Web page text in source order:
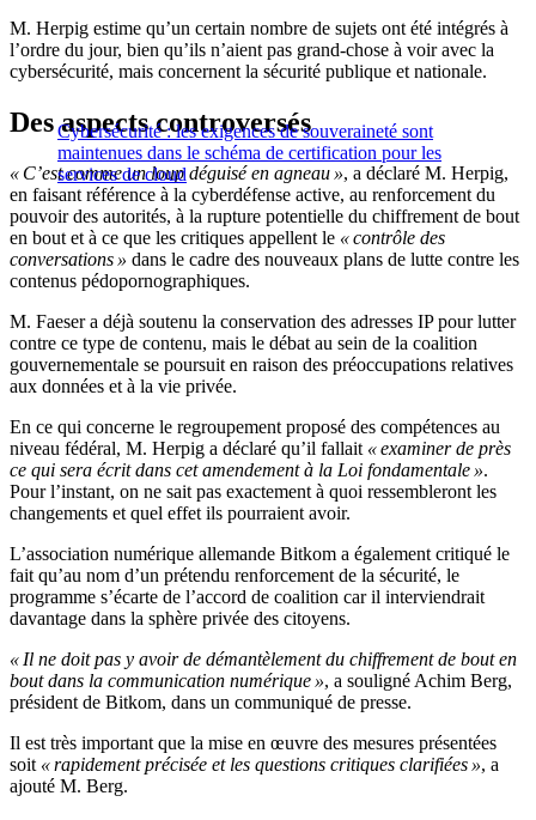
M. Herpig estime qu’un certain nombre de sujets ont été intégrés à
l’ordre du jour, bien qu’ils n’aient pas grand-chose à voir avec la
cybersécurité, mais concernent la sécurité publique et nationale.
Cybersécurité : les exigences de souveraineté sont
maintenues dans le schéma de certification pour les
services de cloud
Des aspects controversés
« C’est comme un loup déguisé en agneau », a déclaré M. Herpig,
en faisant référence à la cyberdéfense active, au renforcement du
pouvoir des autorités, à la rupture potentielle du chiffrement de bout
en bout et à ce que les critiques appellent le « contrôle des
conversations » dans le cadre des nouveaux plans de lutte contre les
contenus pédopornographiques.
M. Faeser a déjà soutenu la conservation des adresses IP pour lutter
contre ce type de contenu, mais le débat au sein de la coalition
gouvernementale se poursuit en raison des préoccupations relatives
aux données et à la vie privée.
En ce qui concerne le regroupement proposé des compétences au
niveau fédéral, M. Herpig a déclaré qu’il fallait « examiner de près
ce qui sera écrit dans cet amendement à la Loi fondamentale ».
Pour l’instant, on ne sait pas exactement à quoi ressembleront les
changements et quel effet ils pourraient avoir.
L’association numérique allemande Bitkom a également critiqué le
fait qu’au nom d’un prétendu renforcement de la sécurité, le
programme s’écarte de l’accord de coalition car il interviendrait
davantage dans la sphère privée des citoyens.
« Il ne doit pas y avoir de démantèlement du chiffrement de bout en
bout dans la communication numérique », a souligné Achim Berg,
président de Bitkom, dans un communiqué de presse.
Il est très important que la mise en œuvre des mesures présentées
soit « rapidement précisée et les questions critiques clarifiées », a
ajouté M. Berg.